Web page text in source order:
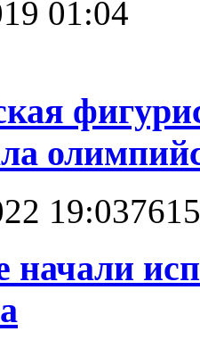
01:04
19:037615
начали